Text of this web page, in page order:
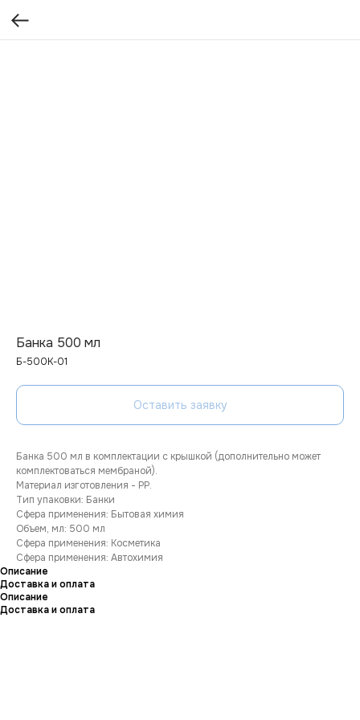
Банка 500 мл
Б-500К-01
Оставить заявку
Банка 500 мл в комплектации с крышкой (дополнительно может
комплектоваться мембраной).
Материал изготовления - РР.
Тип упаковки: Банки
Сфера применения: Бытовая химия
Объем, мл: 500 мл
Сфера применения: Косметика
Сфера применения: Автохимия
Описание
Доставка и оплата
Описание
Доставка и оплата